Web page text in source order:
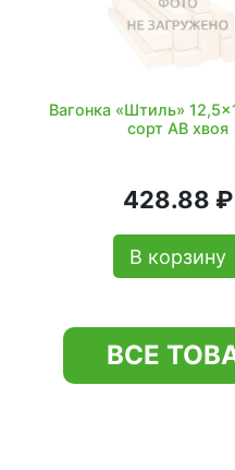
Вагонка «Штиль»
сорт АВ хвоя
428.88 ₽
В корзину
ВСЕ